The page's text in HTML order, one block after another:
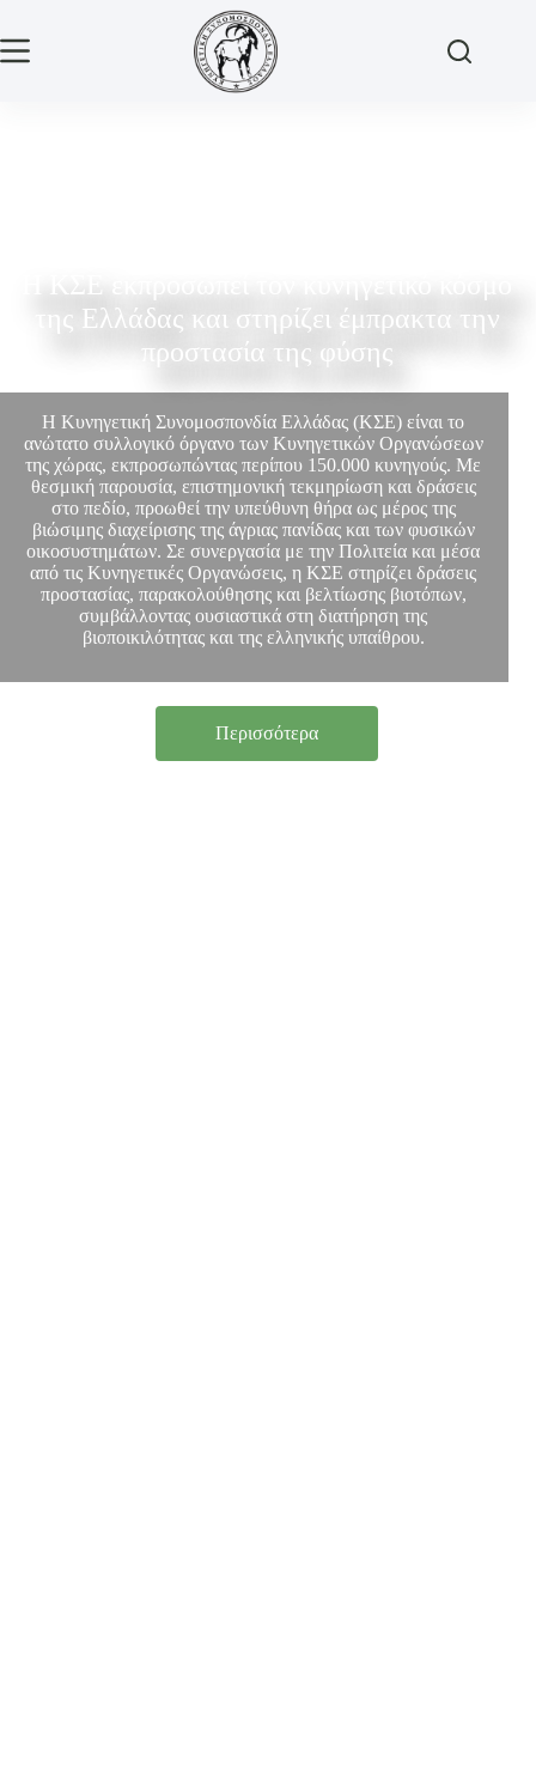
της Ελλάδας και στηρίζει έμπρακτα την
προστασία της φύσης
Η Κυνηγετική Συνομοσπονδία Ελλάδας (ΚΣΕ) είναι το
ανώτατο συλλογικό όργανο των Κυνηγετικών Οργανώσεων
της χώρας, εκπροσωπώντας περίπου 150.000 κυνηγούς. Με
θεσμική παρουσία, επιστημονική τεκμηρίωση και δράσεις
στο πεδίο, προωθεί την υπεύθυνη θήρα ως μέρος της
βιώσιμης διαχείρισης της άγριας πανίδας και των φυσικών
οικοσυστημάτων. Σε συνεργασία με την Πολιτεία και μέσα
από τις Κυνηγετικές Οργανώσεις, η ΚΣΕ στηρίζει δράσεις
προστασίας, παρακολούθησης και βελτίωσης βιοτόπων,
συμβάλλοντας ουσιαστικά στη διατήρηση της
βιοποικιλότητας και της ελληνικής υπαίθρου.
Περισσότερα